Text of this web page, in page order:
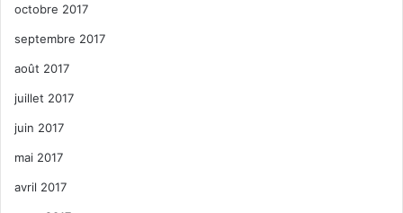
octobre 2017
septembre 2017
août 2017
juillet 2017
juin 2017
mai 2017
avril 2017